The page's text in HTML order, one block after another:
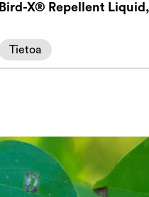
Bird-X® Repellent Liquid,
Tietoa